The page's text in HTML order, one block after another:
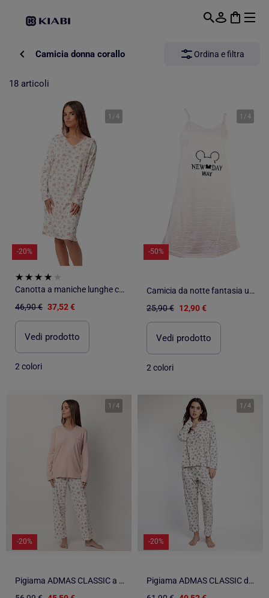
Camicia donna corallo Ordina e filtra
18 articoli
1 /4
-20%
Canotta a maniche lunghe con pois e fiori ADMAS CLASSIC da donna
46,90 € 37,52 €
Vedi prodotto
2 colori
1 /4
-50%
Camicia da notte fantasia umoristica
25,90 € 12,90 €
Vedi prodotto
2 colori
1 /4
-20%
Pigiama ADMAS CLASSIC a maniche lunghe con pois e fiori per donna
1 /4
-20%
Pigiama ADMAS CLASSIC da donna a maniche lunghe con patta aperta, pois e fiori